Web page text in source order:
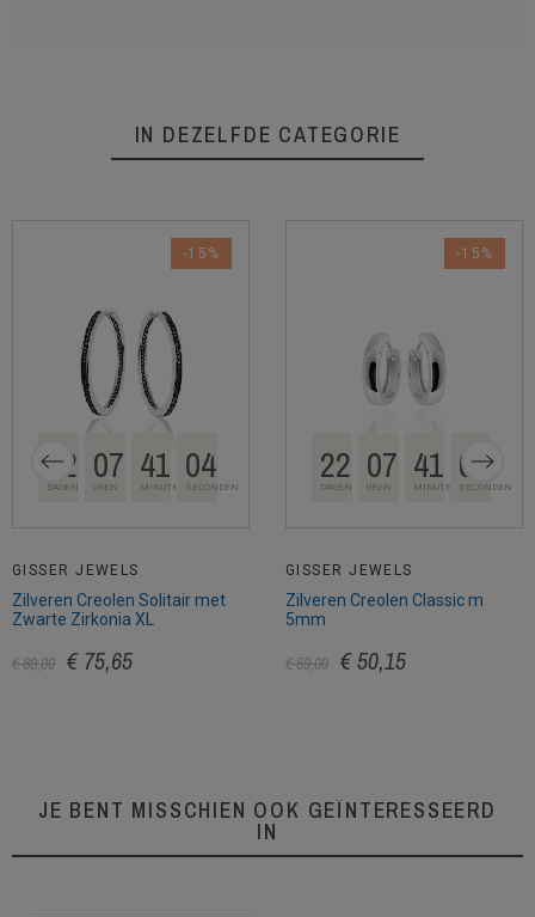
IN DEZELFDE CATEGORIE
22
DAGEN 07
UREN 41
MINUTEN 04
SECONDEN
GISSER JEWELS
Zilveren Creolen Solitair met
Zwarte Zirkonia XL
€ 89,00 € 75,65
-15%
22
DAGEN 07
UREN 41
MINUTEN 04
SECONDEN
GISSER JEWELS
Zilveren Creolen Classic m
5mm
€ 59,00 € 50,15
-15%
JE BENT MISSCHIEN OOK GEÏNTERESSEERD
IN